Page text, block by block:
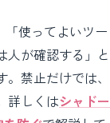
「使ってよいツー
人が確認する」と
禁止だけでは、
詳しくはシャドー